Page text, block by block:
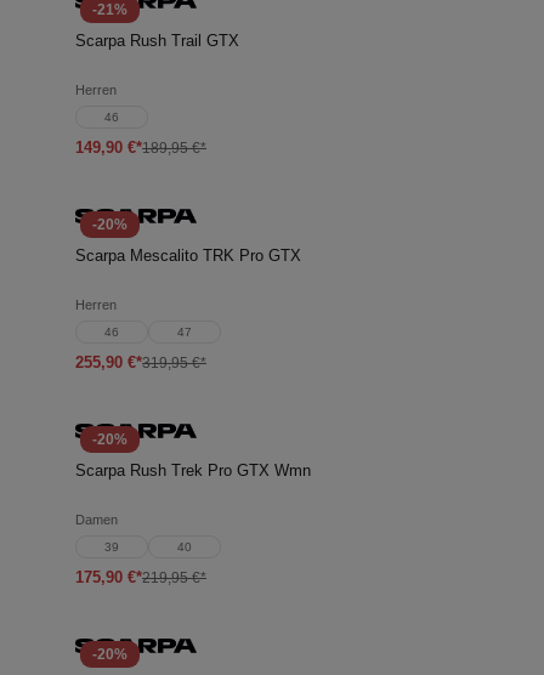
-21%
Scarpa Rush Trail GTX
Herren
46
149,90 €*189,95 €*
-20%
Scarpa Mescalito TRK Pro GTX
Herren
46 47
255,90 €*319,95 €*
-20%
Scarpa Rush Trek Pro GTX Wmn
Damen
39 40
175,90 €*219,95 €*
-20%